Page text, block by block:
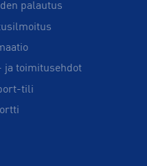
palautus
ja toimitusehdot
tili